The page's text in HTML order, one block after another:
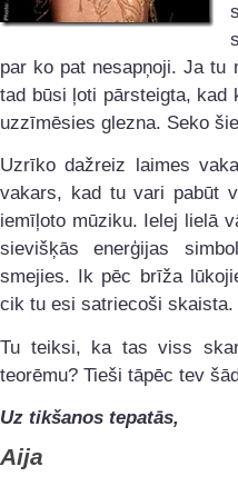
par ko pat nesapņoji. Ja tu
tad būsi ļoti pārsteigta, kad
uzzīmēsies glezna. Seko
Uzrīko dažreiz laimes
vakars, kad tu vari pabūt
iemīļoto mūziku. Ielej lielā
sievišķās enerģijas
smejies. Ik pēc brīža
cik tu esi satriecoši skaista.
Tu teiksi, ka tas viss
teorēmu? Tieši tāpēc tev
Uz tikšanos tepatās,
Aija